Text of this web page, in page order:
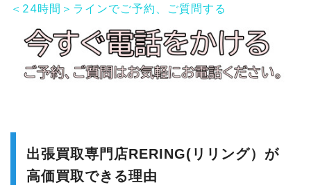
＜24時間＞ラインでご予約、ご質問する
出張買取専門店RERING(リリング）が
高価買取できる理由